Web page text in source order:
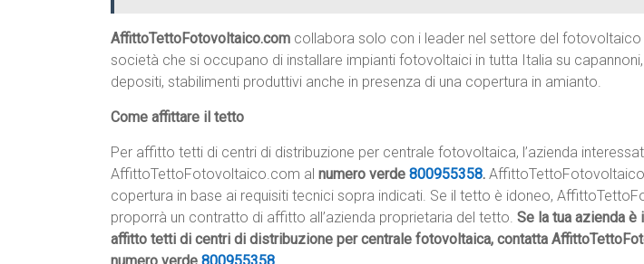
AffittoTettoFotovoltaico.com collabora solo con i leader nel settore del fotovoltaico
società che si occupano di installare impianti fotovoltaici in tutta Italia su
depositi, stabilimenti produttivi anche in presenza di una copertura in amianto.
Come affittare il tetto
Per affitto tetti di centri di distribuzione per centrale fotovoltaica, l’azienda
AffittoTettoFotovoltaico.com al numero verde 800955358.
copertura in base ai requisiti tecnici sopra indicati. Se il tetto è idoneo,
proporrà un contratto di affitto all’azienda proprietaria del tetto. Se la tua azienda è
affitto tetti di centri di distribuzione per centrale fotovoltaica, contatta